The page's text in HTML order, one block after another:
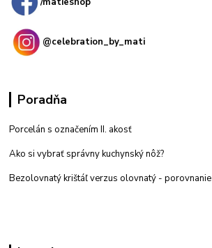
@celebration_by_mati
Poradňa
Porcelán s označením II. akosť
Ako si vybrať správny kuchynský nôž?
Bezolovnatý krištáľ verzus olovnatý - porovnanie